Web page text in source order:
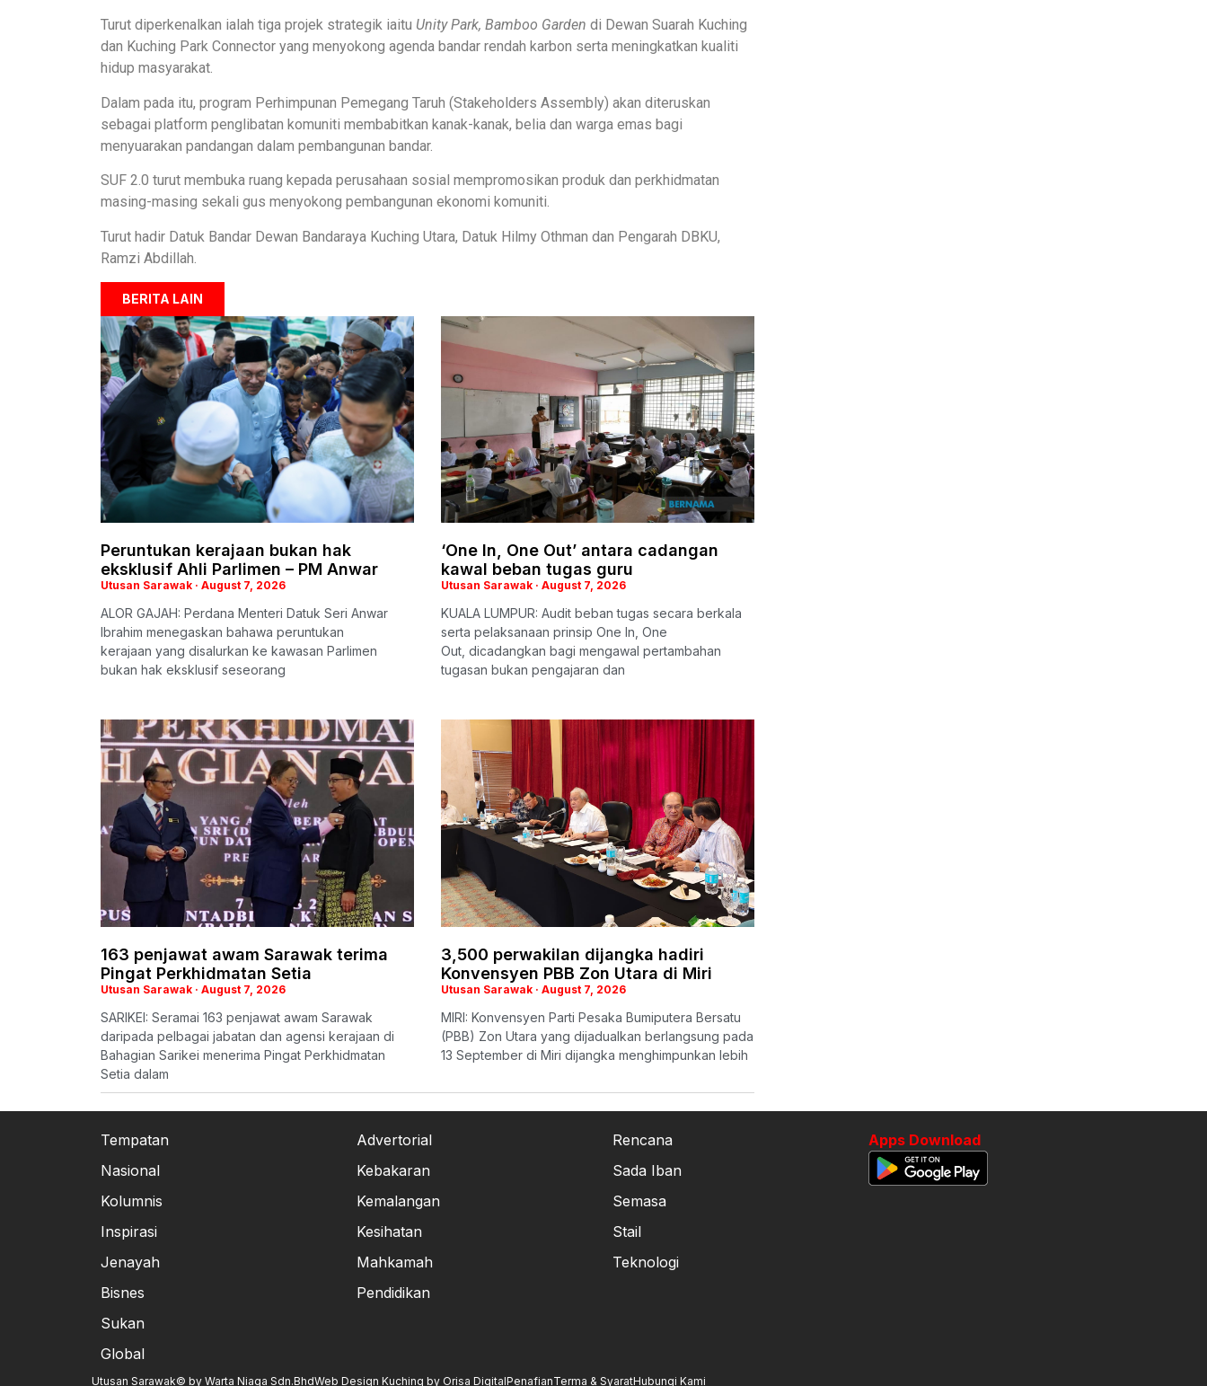
Turut diperkenalkan ialah tiga projek strategik iaitu Unity Park, Bamboo Garden di Dewan Suarah Kuching
dan Kuching Park Connector yang menyokong agenda bandar rendah karbon serta meningkatkan kualiti
hidup masyarakat.
Dalam pada itu, program Perhimpunan Pemegang Taruh (Stakeholders Assembly) akan diteruskan
sebagai platform penglibatan komuniti membabitkan kanak-kanak, belia dan warga emas bagi
menyuarakan pandangan dalam pembangunan bandar.
SUF 2.0 turut membuka ruang kepada perusahaan sosial mempromosikan produk dan perkhidmatan
masing-masing sekali gus menyokong pembangunan ekonomi komuniti.
Turut hadir Datuk Bandar Dewan Bandaraya Kuching Utara, Datuk Hilmy Othman dan Pengarah DBKU,
Ramzi Abdillah.
BERITA LAIN
Peruntukan kerajaan bukan hak
eksklusif Ahli Parlimen – PM Anwar
Utusan Sarawak August 7, 2026
ALOR GAJAH: Perdana Menteri Datuk Seri Anwar
Ibrahim menegaskan bahawa peruntukan
kerajaan yang disalurkan ke kawasan Parlimen
bukan hak eksklusif seseorang
‘One In, One Out’ antara cadangan
kawal beban tugas guru
Utusan Sarawak August 7, 2026
KUALA LUMPUR: Audit beban tugas secara berkala
serta pelaksanaan prinsip One In, One
Out, dicadangkan bagi mengawal pertambahan
tugasan bukan pengajaran dan
163 penjawat awam Sarawak terima
Pingat Perkhidmatan Setia
Utusan Sarawak August 7, 2026
SARIKEI: Seramai 163 penjawat awam Sarawak
daripada pelbagai jabatan dan agensi kerajaan di
Bahagian Sarikei menerima Pingat Perkhidmatan
Setia dalam
3,500 perwakilan dijangka hadiri
Konvensyen PBB Zon Utara di Miri
Utusan Sarawak August 7, 2026
MIRI: Konvensyen Parti Pesaka Bumiputera Bersatu
(PBB) Zon Utara yang dijadualkan berlangsung pada
13 September di Miri dijangka menghimpunkan lebih
Tempatan
Nasional
Kolumnis
Inspirasi
Jenayah
Bisnes
Sukan
Global
Advertorial
Kebakaran
Kemalangan
Kesihatan
Mahkamah
Pendidikan
Rencana
Sada Iban
Semasa
Stail
Teknologi
Apps Download
Utusan Sarawak© by Warta Niaga Sdn.BhdWeb Design Kuching by Orisa DigitalPenafianTerma & SyaratHubungi Kami